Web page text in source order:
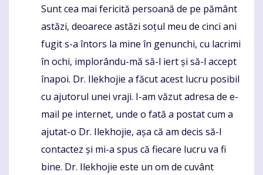
Komentaras
Sunt cea mai fericită persoană de pe pământ
astăzi, deoarece astăzi soțul meu de cinci ani
fugit s-a întors la mine în genunchi, cu lacrimi
în ochi, implorându-mă să-l iert și să-l accept
înapoi. Dr. Ilekhojie a făcut acest lucru posibil
cu ajutorul unei vraji. I-am văzut adresa de e-
mail pe internet, unde o fată a postat cum a
ajutat-o Dr. Ilekhojie, așa că am decis să-l
contactez și mi-a spus că fiecare lucru va fi
bine. Dr. Ilekhojie este un om de cuvânt